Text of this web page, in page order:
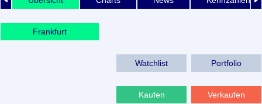
Frankfurt
Watchlist Portfolio
Kaufen Verkaufen